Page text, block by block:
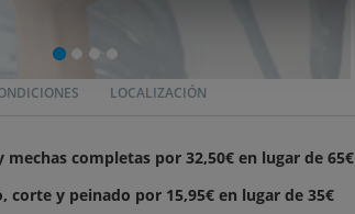
LOCALIZACIÓN
mechas completas por 32,50€ en lugar de 65€
corte y peinado por 15,95€ en lugar de 35€